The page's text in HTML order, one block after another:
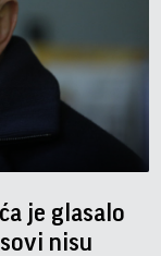
je glasalo
nisu